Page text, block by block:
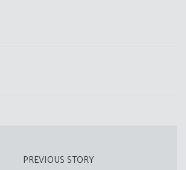
PREVIOUS STORY